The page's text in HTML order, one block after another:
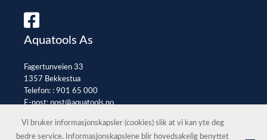
Aquatools As
Fagertunveien 33
1357 Bekkestua
Telefon: : 901 65 000
E-post:post@aquatools.no
Vi bruker informasjonskapsler (cookies) slik at vi kan yte deg
bedre service. Informasjonskapslene blir hovedsakelig benyttet